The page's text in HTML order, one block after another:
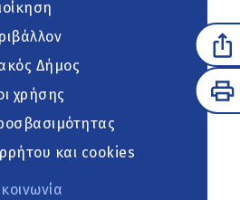
Δήμος
χρήσης
και cookies